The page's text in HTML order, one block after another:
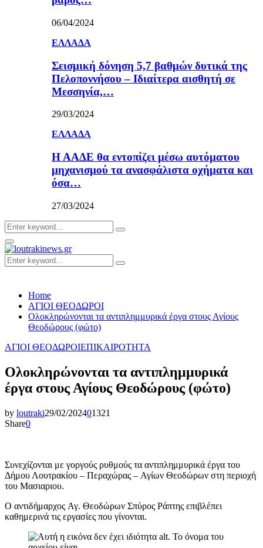
06/04/2024
ΕΛΛΑΔΑ
Σεισμική δόνηση 5,7 βαθμών δυτικά της
Πελοποννήσου – Ιδιαίτερα αισθητή σε
Μεσσηνία,…
29/03/2024
ΕΛΛΑΔΑ
Η ΑΑΔΕ θα εντοπίζει μέσω αυτόματου
μηχανισμού τα ανασφάλιστα οχήματα και
όσα…
27/03/2024
Search
for:
Search
Primary
Menu
Search
for:
Search
Home
ΑΓΙΟΙ ΘΕΟΔΩΡΟΙ
Ολοκληρώνονται τα αντιπλημμυρικά έργα στους Αγίους
Θεοδώρους (φώτο)
ΑΓΙΟΙ ΘΕΟΔΩΡΟΙΕΠΙΚΑΙΡΟΤΗΤΑ
Ολοκληρώνονται τα αντιπλημμυρικά
έργα στους Αγίους Θεοδώρους (φώτο)
by loutraki29/02/202401321
Share0
Συνεχίζονται με γοργούς ρυθμούς τα αντιπλημμυρικά έργα του
Δήμου Λουτρακίου – Περαχώρας – Αγίων Θεοδώρων στη περιοχή
του Μασιαριου.
O αντιδήμαρχος Αγ. Θεοδώρων Σπύρος Ράπτης επιβλέπει
καθημερινά τις εργασίες που γίνονται.